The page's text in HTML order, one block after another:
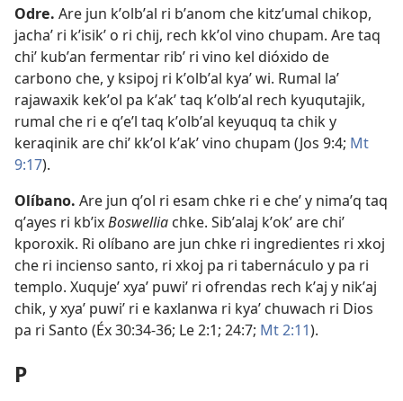
Odre. Are jun kʼolbʼal ri bʼanom che kitzʼumal chikop,
jachaʼ ri kʼisikʼ o ri chij, rech kkʼol vino chupam. Are taq
chiʼ kubʼan fermentar ribʼ ri vino kel dióxido de
carbono che, y ksipoj ri kʼolbʼal kyaʼ wi. Rumal laʼ
rajawaxik kekʼol pa kʼakʼ taq kʼolbʼal rech kyuqutajik,
rumal che ri e qʼeʼl taq kʼolbʼal keyuquq ta chik y
keraqinik are chiʼ kkʼol kʼakʼ vino chupam (Jos 9:4; Mt
9:17).
Olíbano. Are jun qʼol ri esam chke ri e cheʼ y nimaʼq taq
qʼayes ri kbʼixBoswellia chke. Sibʼalaj kʼokʼ are chiʼ
kporoxik. Ri olíbano are jun chke ri ingredientes ri xkoj
che ri incienso santo, ri xkoj pa ri tabernáculo y pa ri
templo. Xuqujeʼ xyaʼ puwiʼ ri ofrendas rech kʼaj y nikʼaj
chik, y xyaʼ puwiʼ ri e kaxlanwa ri kyaʼ chuwach ri Dios
pa ri Santo (Éx 30:34-36; Le 2:1; 24:7; Mt 2:11).
P